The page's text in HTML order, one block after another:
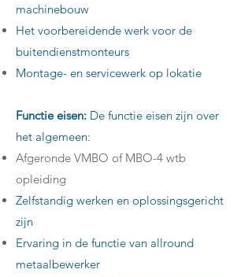
machinebouw
Het voorbereidende werk voor de
buitendienstmonteurs
Montage- en servicewerk op lokatie
Functie eisen: De functie eisen zijn over
het algemeen:
Afgeronde VMBO of MBO-4 wtb
opleiding
Zelfstandig werken en oplossingsgericht
zijn
Ervaring in de functie van allround
metaalbewerker